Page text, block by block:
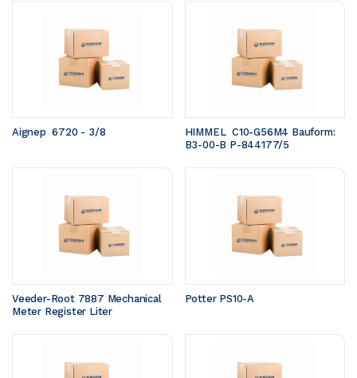
Aignep  6720 - 3/8
HIMMEL  C10-G56M4 Bauform:
B3-00-B P-844177/5
Veeder-Root 7887 Mechanical
Meter Register Liter
Potter PS10-A